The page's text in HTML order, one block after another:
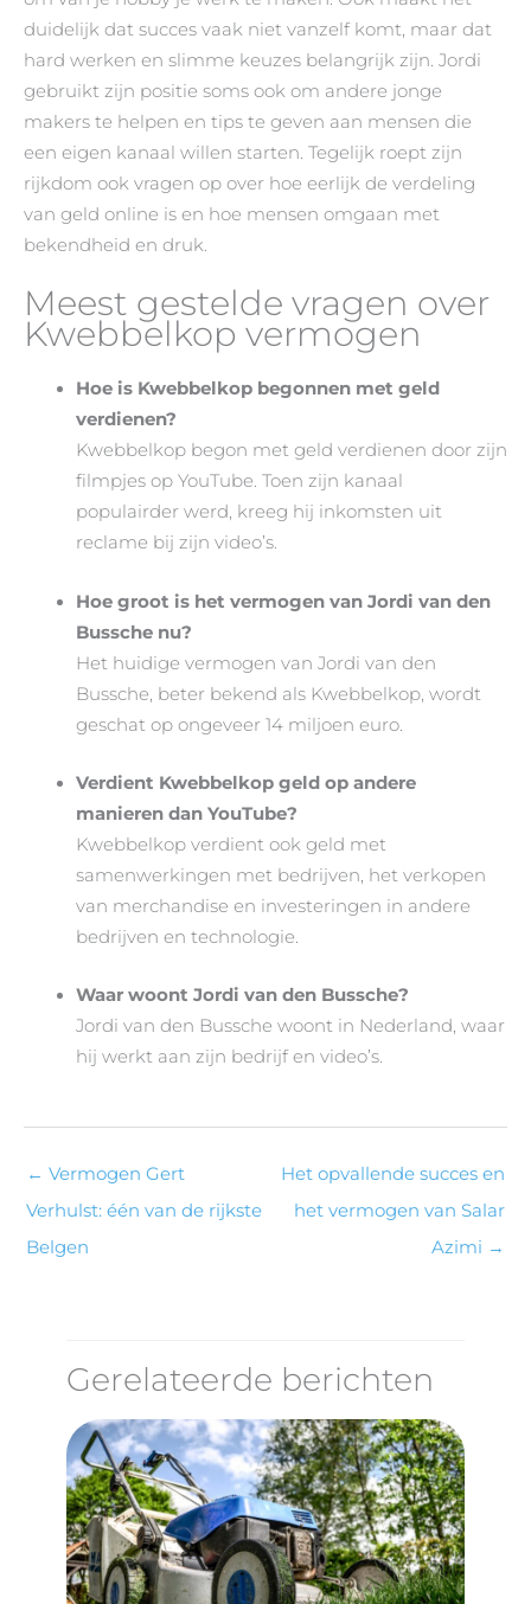
duidelijk dat succes vaak niet vanzelf komt, maar dat
hard werken en slimme keuzes belangrijk zijn. Jordi
gebruikt zijn positie soms ook om andere jonge
makers te helpen en tips te geven aan mensen die
een eigen kanaal willen starten. Tegelijk roept zijn
rijkdom ook vragen op over hoe eerlijk de verdeling
van geld online is en hoe mensen omgaan met
bekendheid en druk.
Meest gestelde vragen over
Kwebbelkop vermogen
Hoe is Kwebbelkop begonnen met geld
verdienen?
Kwebbelkop begon met geld verdienen door zijn
filmpjes op YouTube. Toen zijn kanaal
populairder werd, kreeg hij inkomsten uit
reclame bij zijn video’s.
Hoe groot is het vermogen van Jordi van den
Bussche nu?
Het huidige vermogen van Jordi van den
Bussche, beter bekend als Kwebbelkop, wordt
geschat op ongeveer 14 miljoen euro.
Verdient Kwebbelkop geld op andere
manieren dan YouTube?
Kwebbelkop verdient ook geld met
samenwerkingen met bedrijven, het verkopen
van merchandise en investeringen in andere
bedrijven en technologie.
Waar woont Jordi van den Bussche?
Jordi van den Bussche woont in Nederland, waar
hij werkt aan zijn bedrijf en video’s.
← Vermogen Gert
Verhulst: één van de rijkste
Belgen
Het opvallende succes en
het vermogen van Salar
Azimi →
Gerelateerde berichten